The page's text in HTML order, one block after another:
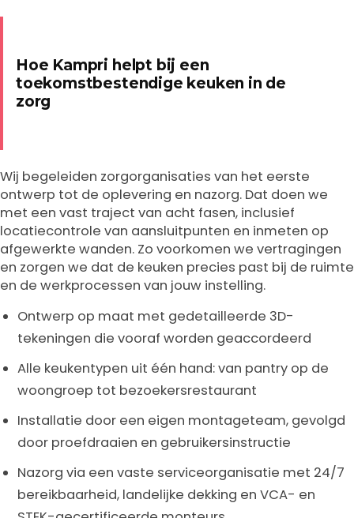
Hoe Kampri helpt bij een
toekomstbestendige keuken in de
zorg
Wij begeleiden zorgorganisaties van het eerste
ontwerp tot de oplevering en nazorg. Dat doen we
met een vast traject van acht fasen, inclusief
locatiecontrole van aansluitpunten en inmeten op
afgewerkte wanden. Zo voorkomen we vertragingen
en zorgen we dat de keuken precies past bij de ruimte
en de werkprocessen van jouw instelling.
Ontwerp op maat met gedetailleerde 3D-
tekeningen die vooraf worden geaccordeerd
Alle keukentypen uit één hand: van pantry op de
woongroep tot bezoekersrestaurant
Installatie door een eigen montageteam, gevolgd
door proefdraaien en gebruikersinstructie
Nazorg via een vaste serviceorganisatie met 24/7
bereikbaarheid, landelijke dekking en VCA- en